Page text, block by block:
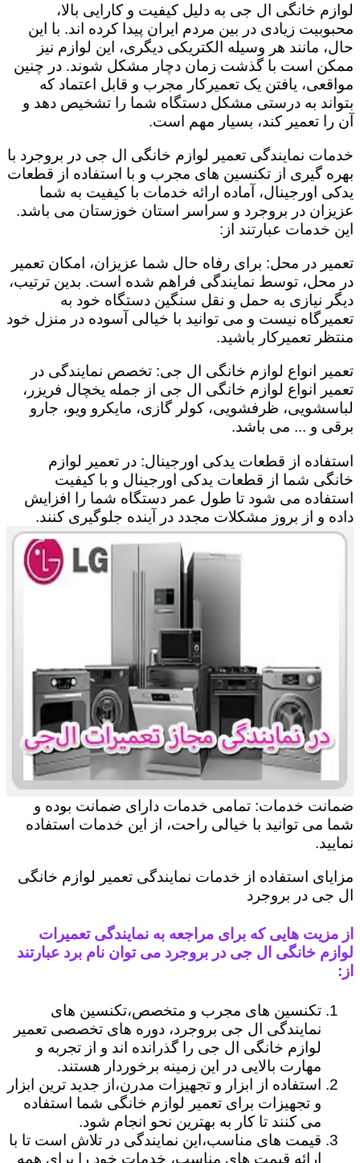
لوازم خانگی ال جی به دلیل کیفیت و کارایی بالا،
محبوبیت زیادی در بین مردم ایران پیدا کرده اند. با این
حال، مانند هر وسیله الکتریکی دیگری، این لوازم نیز
ممکن است با گذشت زمان دچار مشکل شوند. در چنین
مواقعی، یافتن یک تعمیرکار مجرب و قابل اعتماد که
بتواند به درستی مشکل دستگاه شما را تشخیص دهد و
آن را تعمیر کند، بسیار مهم است.
خدمات نمایندگی تعمیر لوازم خانگی ال جی در بروجرد با
بهره گیری از تکنسین های مجرب و با استفاده از قطعات
یدکی اورجینال، آماده ارائه خدمات با کیفیت به شما
عزیزان در بروجرد و سراسر استان خوزستان می باشد.
این خدمات عبارتند از:
تعمیر در محل: برای رفاه حال شما عزیزان، امکان تعمیر
در محل، توسط نمایندگی فراهم شده است. بدین ترتیب،
دیگر نیازی به حمل و نقل سنگین دستگاه خود به
تعمیرگاه نیست و می توانید با خیالی آسوده در منزل خود
منتظر تعمیرکار باشید.
تعمیر انواع لوازم خانگی ال جی: تخصص نمایندگی در
تعمیر انواع لوازم خانگی ال جی از جمله یخچال فریزر،
لباسشویی، ظرفشویی، کولر گازی، مایکرو ویو، جارو
برقی و ... می باشد.
استفاده از قطعات یدکی اورجینال: در تعمیر لوازم
خانگی شما از قطعات یدکی اورجینال و با کیفیت
استفاده می شود تا طول عمر دستگاه شما را افزایش
داده و از بروز مشکلات مجدد در آینده جلوگیری کنند.
ضمانت خدمات: تمامی خدمات دارای ضمانت بوده و
شما می توانید با خیالی راحت، از این خدمات استفاده
نمایید.
مزایای استفاده از خدمات نمایندگی تعمیر لوازم خانگی
ال جی در بروجرد
از مزیت هایی که برای مراجعه به نمایندگی تعمیرات
لوازم خانگی ال جی در بروجرد می توان نام برد عبارتند
از:
تکنسین های مجرب و متخصص،تکنسین های
نمایندگی ال جی بروجرد، دوره های تخصصی تعمیر
لوازم خانگی ال جی را گذرانده اند و از تجربه و
مهارت بالایی در این زمینه برخوردار هستند.
استفاده از ابزار و تجهیزات مدرن،از جدید ترین ابزار
و تجهیزات برای تعمیر لوازم خانگی شما استفاده
می کنند تا کار به بهترین نحو انجام شود.
قیمت های مناسب،این نمایندگی در تلاش است تا با
ارائه قیمت های مناسب، خدمات خود را برای همه